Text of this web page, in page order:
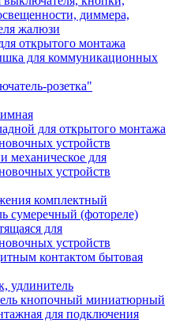
диммера,
жалюзи
открытого монтажа
для коммуникационных
розетка"
для открытого монтажа
устройств
механическое для
устройств
комплектный
сумеречный (фотореле)
для
устройств
контактом бытовая
удлинитель
кнопочный миниатюрный
для подключения